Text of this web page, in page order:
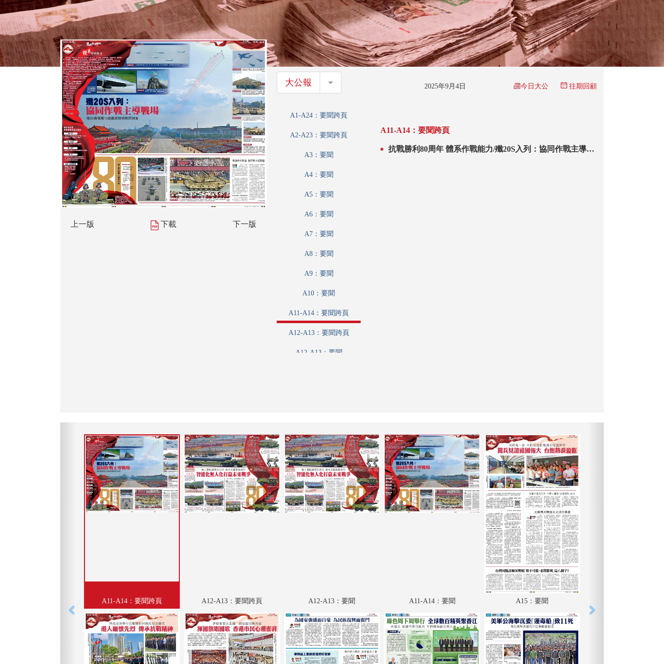
上一版 下載 下一版
大公報 大公報 2025年9月4日 今日大公 往期回顧
A1-A24：要聞跨頁
A2-A23：要聞跨頁
A3：要聞
A4：要聞
A5：要聞
A6：要聞
A7：要聞
A8：要聞
A9：要聞
A10：要聞
A11-A14：要聞跨頁
A12-A13：要聞跨頁
A12-A13：要聞
A18：評論
A19：經濟
A20：國際
A21：特刊
B3：廣告
B4：經濟
A11-A14：要聞跨頁
抗戰勝利80周年 體系作戰能力/殲20S入列：協同作戰主導戰
A11-A14：要聞跨頁 A12-A13：要聞跨頁 A12-A13：要聞 A11-A14：要聞 A15：要聞